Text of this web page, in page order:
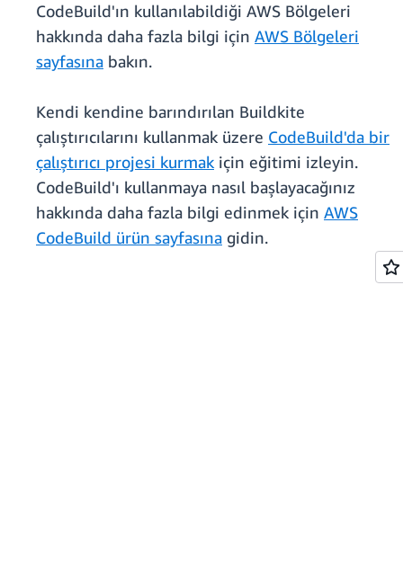
CodeBuild'ın kullanılabildiği AWS Bölgeleri
hakkında daha fazla bilgi için AWS Bölgeleri
sayfasına bakın.
Kendi kendine barındırılan Buildkite
çalıştırıcılarını kullanmak üzere CodeBuild'da bir
çalıştırıcı projesi kurmak için eğitimi izleyin.
CodeBuild'ı kullanmaya nasıl başlayacağınız
hakkında daha fazla bilgi edinmek için AWS
CodeBuild ürün sayfasına gidin.